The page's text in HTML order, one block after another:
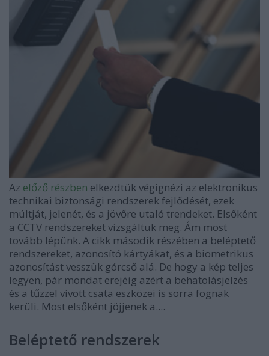
Az előző részben elkezdtük végignézi az elektronikus
technikai biztonsági rendszerek fejlődését, ezek
múltját, jelenét, és a jövőre utaló trendeket. Elsőként
a CCTV rendszereket vizsgáltuk meg. Ám most
tovább lépünk. A cikk második részében a beléptető
rendszereket, azonosító kártyákat, és a biometrikus
azonosítást vesszük górcső alá. De hogy a kép teljes
legyen, pár mondat erejéig azért a behatolásjelzés
és a tűzzel vívott csata eszközei is sorra fognak
kerüli. Most elsőként jöjjenek a....
Beléptető rendszerek